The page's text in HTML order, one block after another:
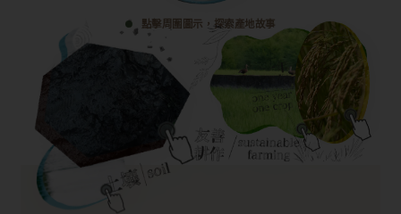
點擊周圍圖示，探索產地故事